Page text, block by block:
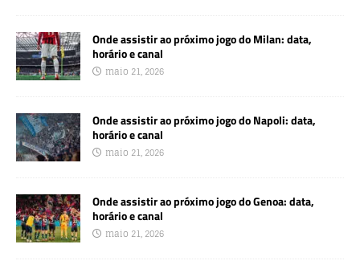
Onde assistir ao próximo jogo do Milan: data,
horário e canal
maio 21, 2026
Onde assistir ao próximo jogo do Napoli: data,
horário e canal
maio 21, 2026
Onde assistir ao próximo jogo do Genoa: data,
horário e canal
maio 21, 2026